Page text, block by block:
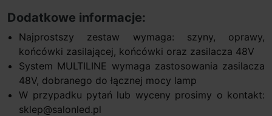
Dodatkowe informacje:
Najprostszy zestaw wymaga: szyny, oprawy,
końcówki zasilającej, końcówki oraz zasilacza 48V
System MULTILINE wymaga zastosowania zasilacza
48V, dobranego do łącznej mocy lamp
W przypadku pytań lub wyceny prosimy o kontakt:
sklep@salonled.pl